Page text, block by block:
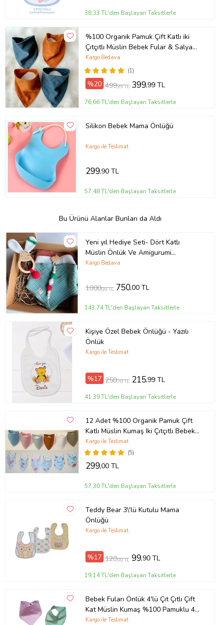
38,33 TL'den Başlayan Taksitlerle
%100 Organik Pamuk Çift Katlı iki
Çıtçıtlı Müslin Bebek Fular & Salya
Önlük 4 Adet
(1)
Kargo Bedava
%20 499,99 TL 399,99 TL
76,66 TL'den Başlayan Taksitlerle
Silikon Bebek Mama Önlüğü
Kargo ile Teslimat
299,90 TL
57,48 TL'den Başlayan Taksitlerle
Bu Ürünü Alanlar Bunları da Aldı
Yeni yıl Hediye Seti- Dört Katlı
Müslin Önlük Ve Amigurumi
Oyuncak-diş Kaşıyıcı Seti
Kargo Bedava
1000,00 TL 750,00 TL
143,74 TL'den Başlayan Taksitlerle
Kişiye Özel Bebek Önlüğü - Yazılı
Önlük
Kargo ile Teslimat
%17 258,70 TL 215,99 TL
41,39 TL'den Başlayan Taksitlerle
12 Adet %100 Organik Pamuk Çift
Katlı Müslin Kumaş Iki Çıtçıtlı Bebek
Salya Önlük & Fular
(5)
Kargo ile Teslimat
299,00 TL
57,30 TL'den Başlayan Taksitlerle
Teddy Bear 3\'lü Kutulu Mama
Önlüğü
Kargo ile Teslimat
%17 120,00 TL 99,90 TL
19,14 TL'den Başlayan Taksitlerle
Bebek Fuları Önlük 4'lü Çıt Çıtlı Çift
Kat Müslin Kumaş %100 Pamuklu 4
Desen Renk
Kargo ile Teslimat